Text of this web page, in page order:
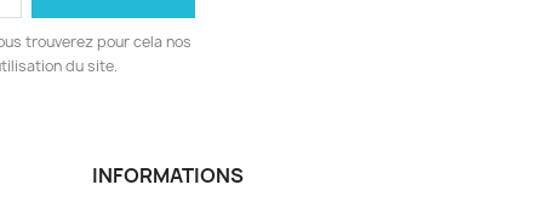
trouverez pour cela nos
du site.
INFORMATIONS